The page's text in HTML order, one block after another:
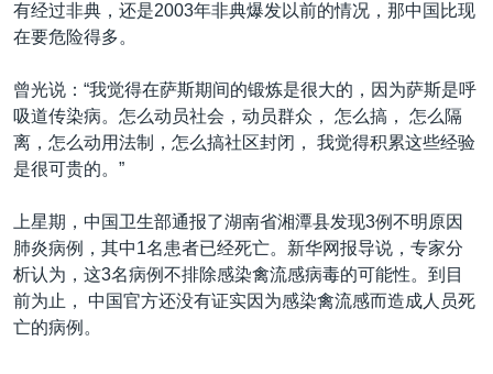
有经过非典，还是2003年非典爆发以前的情况，那中国比现
在要危险得多。
曾光说：“我觉得在萨斯期间的锻炼是很大的，因为萨斯是呼
吸道传染病。怎么动员社会，动员群众， 怎么搞， 怎么隔
离，怎么动用法制，怎么搞社区封闭， 我觉得积累这些经验
是很可贵的。”
上星期，中国卫生部通报了湖南省湘潭县发现3例不明原因
肺炎病例，其中1名患者已经死亡。新华网报导说，专家分
析认为，这3名病例不排除感染禽流感病毒的可能性。到目
前为止， 中国官方还没有证实因为感染禽流感而造成人员死
亡的病例。